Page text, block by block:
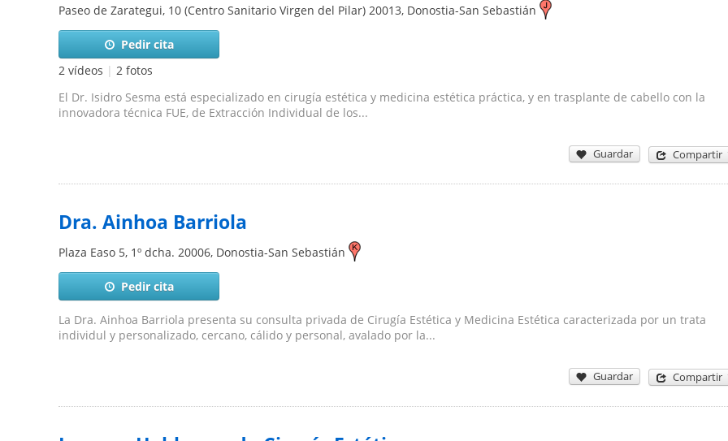
Paseo de Zarategui, 10 (Centro Sanitario Virgen del Pilar) 20013, Donostia-San Sebastián
Pedir cita
2 vídeos | 2 fotos
El Dr. Isidro Sesma está especializado en cirugía estética y medicina estética práctica, y en trasplante de cabello con la
innovadora técnica FUE, de Extracción Individual de los...
Guardar Compartir
Dra. Ainhoa Barriola
Plaza Easo 5, 1º dcha. 20006, Donostia-San Sebastián
Pedir cita
La Dra. Ainhoa Barriola presenta su consulta privada de Cirugía Estética y Medicina Estética caracterizada por un trata
individul y personalizado, cercano, cálido y personal, avalado por la...
Guardar Compartir